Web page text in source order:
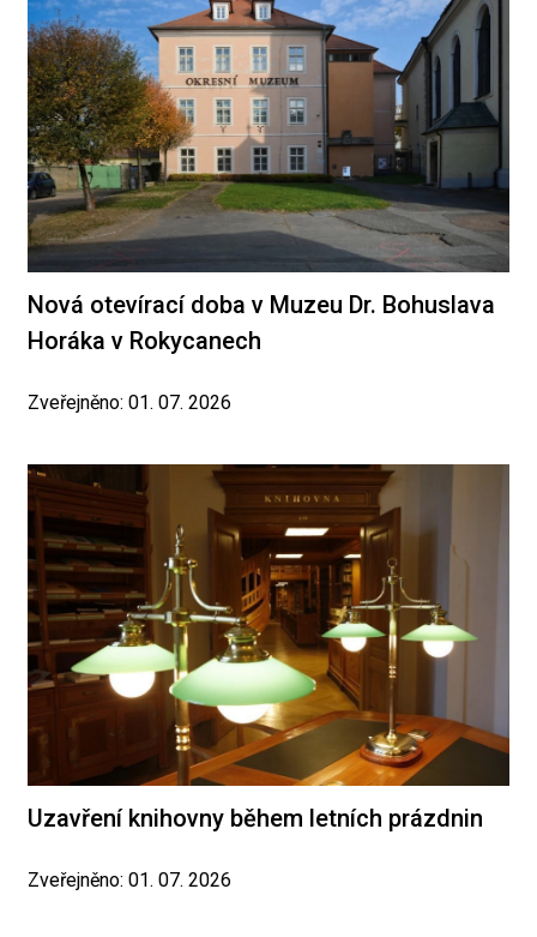
Nová otevírací doba v Muzeu Dr. Bohuslava
Horáka v Rokycanech
Zveřejněno: 01. 07. 2026
Uzavření knihovny během letních prázdnin
Zveřejněno: 01. 07. 2026